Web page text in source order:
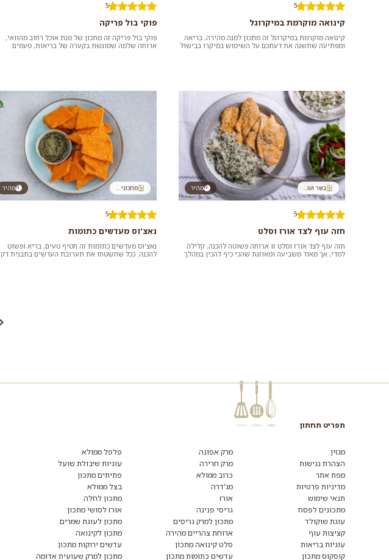
5
קינואה מוקרמת במיקרוגל
קינואה מוקרמת במיקרוגל זה מתכון למנה מהירה, בריאה
ומפתיעה שתשנה את דעתכם על השימוש במיקרו בבישול
5
פוקי בול פריקה
פוקי בול פריקה זה מתכון של מנת אוכל רחוב מהוואי,
ארוחה שלמה שמוגשת בקערה של בריאות, טעמים
מהיר בשר ועו...
5
חזה עוף לצד אורז וסלט
חזה עוף לצד אורז וסלט זו ארוחה פשוטה להכנה, קלילה
למדי, אך מאוד משביעה ומאוזנת שהכי כיף להכין במהלך
מהיר מתכוני ...
5
נאצ'וס מעדשים כתומות
נאצ'וס מעדשים כתומות זה חטיף טעים, בריא ופשוט
להכנה. ככל שתשטחו את תערובת העדשים בתבנית דק
תפריט תחתון
מגזין
הצהרת נגישות
מפת אתר
מדיניות פרטיות
תנאי שימוש
מתכונים לפסח
עוגת שוקולד
קציצות עוף
עוגיות בריאות
קוסקוס מתכון
מרק אפונה
מרק חרירה
כרוב ממולא
מג'דרה
אורז
גריסי פנינה
מתכון למרק גריסים
ארוחת צהריים מהירה
סלט קינואה מתכון
עדשים כתומות מתכון
פלפל ממולא
עוגיות שיבולת שועל
פתיתים מתכון
בצל ממולא
מתכון לחלה
אורז לסושי מתכון
מתכון לעוגת שמרים
מתכון לקינואה
עדשים ירוקות מתכון
מתכון למרק שעועית אדומה